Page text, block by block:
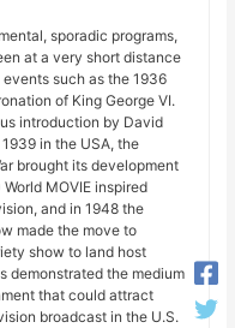
sporadic programs,
at a very short distance
such as the 1936
of King George VI.
introduction by David
in the USA, the
brought its development
MOVIE inspired
and in 1948 the
made the move to
show to land host
demonstrated the medium
that could attract
broadcast in the U.S.